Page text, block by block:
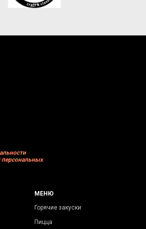
персональных
МЕНЮ
Горячие закуски
Пицца